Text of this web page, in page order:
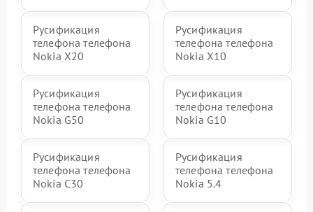
Русификация
телефона телефона
Nokia X20
Русификация
телефона телефона
Nokia X10
Русификация
телефона телефона
Nokia G50
Русификация
телефона телефона
Nokia G10
Русификация
телефона телефона
Nokia C30
Русификация
телефона телефона
Nokia 5.4